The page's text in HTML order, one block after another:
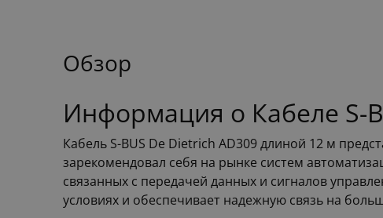
Обзор
Информация о Кабеле S-
Кабель S-BUS De Dietrich AD309 длиной 12 м
зарекомендовал себя на рынке систем
связанных с передачей данных и сигналов
условиях и обеспечивает надежную связь на